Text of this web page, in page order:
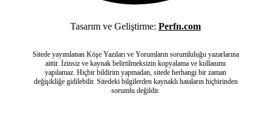
Tasarım ve Geliştirme: Perfn.com
Sitede yayımlanan Köşe Yazıları ve Yorumların sorumluluğu yazarlarına
aittir. İzinsiz ve kaynak belirtilmeksizin kopyalama ve kullanımı
yapılamaz. Hiçbir bildirim yapmadan, sitede herhangi bir zaman
değişikliğe gidilebilir. Sitedeki bilgilerden kaynaklı hataların hiçbirinden
sorumlu değildir.